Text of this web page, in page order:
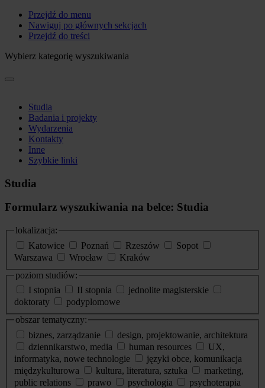
Przejdź do menu
Nawiguj po głównych sekcjach
Przejdź do treści
Wybierz kategorię wyszukiwania
Studia
Badania i projekty
Wydarzenia
Kontakty
Inne
Szybkie linki
Studia
Formularz wyszukiwania na belce: Studia
lokalizacja:
Katowice
Poznań Rzeszów
Sopot
Warszawa
Wrocław
Kraków
poziom studiów:
I stopnia
II stopnia
jednolite magisterskie
doktoraty
podyplomowe
obszar tematyczny:
biznes, zarządzanie
design, projektowanie, architektura
dziennikarstwo, media
human resources
UX,
informatyka, nowe technologie
języki obce, komunikacja
międzykulturowa
kultura, literatura, sztuka
marketing,
public relations
prawo psychologia
psychoterapia